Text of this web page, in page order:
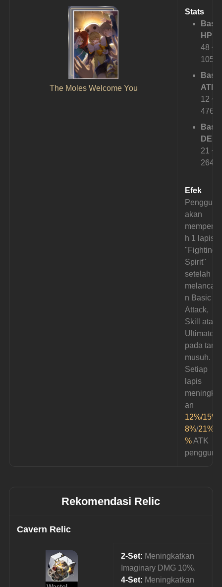
The Moles Welcome You
Stats
Base
HP:
48 ~
1058
Base
ATK:
12 ~
476
Base
DEF:
21 ~
264
Efek
akan
h 1 lapis
"Fighting
Spirit"
setelah
n Basic
Attack,
Skill atau
Ultimate
pada
musuh.
Setiap
lapis
an
12%/15%
8%/21%
% ATK
Rekomendasi Relic
Cavern Relic
2-Set: Meningkatkan
Imaginary DMG 10%.
4-Set: Meningkatkan